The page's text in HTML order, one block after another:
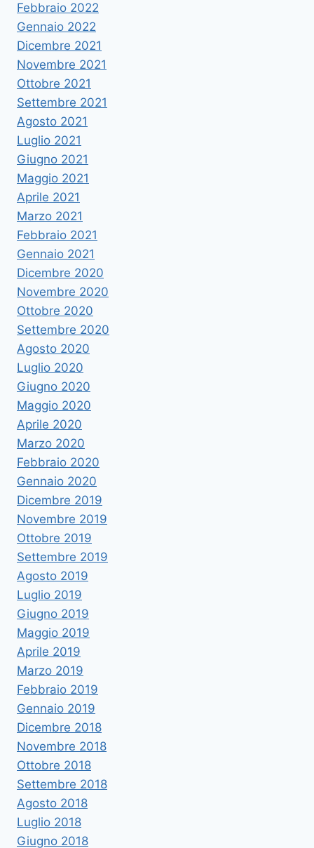
Febbraio 2022
Gennaio 2022
Dicembre 2021
Novembre 2021
Ottobre 2021
Settembre 2021
Agosto 2021
Luglio 2021
Giugno 2021
Maggio 2021
Aprile 2021
Marzo 2021
Febbraio 2021
Gennaio 2021
Dicembre 2020
Novembre 2020
Ottobre 2020
Settembre 2020
Agosto 2020
Luglio 2020
Giugno 2020
Maggio 2020
Aprile 2020
Marzo 2020
Febbraio 2020
Gennaio 2020
Dicembre 2019
Novembre 2019
Ottobre 2019
Settembre 2019
Agosto 2019
Luglio 2019
Giugno 2019
Maggio 2019
Aprile 2019
Marzo 2019
Febbraio 2019
Gennaio 2019
Dicembre 2018
Novembre 2018
Ottobre 2018
Settembre 2018
Agosto 2018
Luglio 2018
Giugno 2018